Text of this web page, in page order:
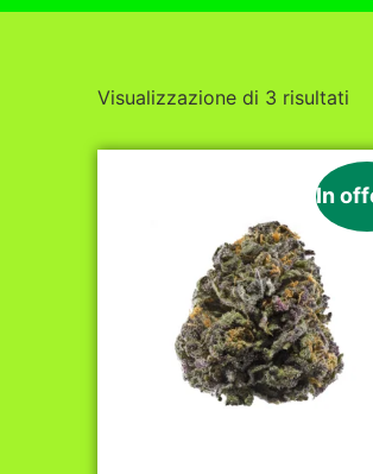
Visualizzazione di 3 risultati
In